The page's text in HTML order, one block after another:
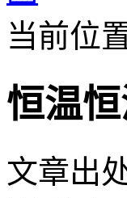
当前位置
恒温
文章出